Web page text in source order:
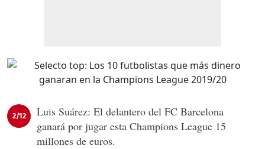
2/12
Luis Suárez: El delantero del FC Barcelona
ganará por jugar esta Champions League 15
millones de euros.